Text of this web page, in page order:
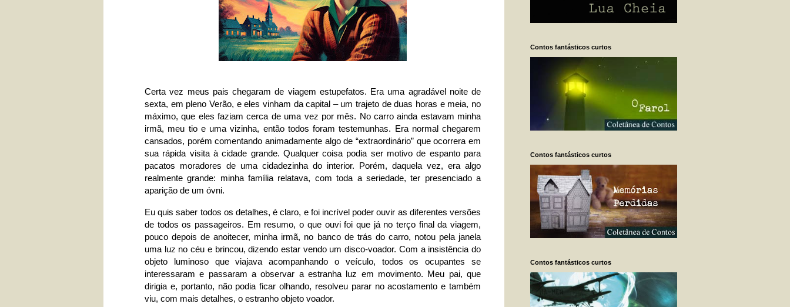
Certa vez meus pais chegaram de viagem estupefatos. Era uma agradável noite de
sexta, em pleno Verão, e eles vinham da capital – um trajeto de duas horas e meia, no
máximo, que eles faziam cerca de uma vez por mês. No carro ainda estavam minha
irmã, meu tio e uma vizinha, então todos foram testemunhas. Era normal chegarem
cansados, porém comentando animadamente algo de “extraordinário” que ocorrera em
sua rápida visita à cidade grande. Qualquer coisa podia ser motivo de espanto para
pacatos moradores de uma cidadezinha do interior. Porém, daquela vez, era algo
realmente grande: minha família relatava, com toda a seriedade, ter presenciado a
aparição de um óvni.
Eu quis saber todos os detalhes, é claro, e foi incrível poder ouvir as diferentes versões
de todos os passageiros. Em resumo, o que ouvi foi que já no terço final da viagem,
pouco depois de anoitecer, minha irmã, no banco de trás do carro, notou pela janela
uma luz no céu e brincou, dizendo estar vendo um disco-voador. Com a insistência do
objeto luminoso que viajava acompanhando o veículo, todos os ocupantes se
interessaram e passaram a observar a estranha luz em movimento. Meu pai, que
dirigia e, portanto, não podia ficar olhando, resolveu parar no acostamento e também
viu, com mais detalhes, o estranho objeto voador.
Contos fantásticos curtos
Contos fantásticos curtos
Contos fantásticos curtos